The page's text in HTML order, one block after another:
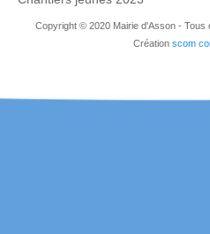
Copyright © 2020 Mairie d'Asson - Tous
Création scom